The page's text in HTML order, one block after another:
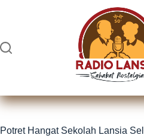
Potret Hangat Sekolah Lansia